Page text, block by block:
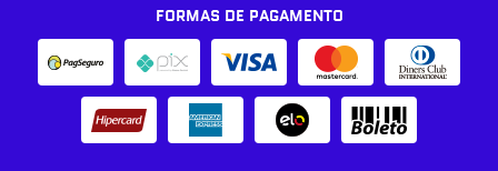
FORMAS DE PAGAMENTO